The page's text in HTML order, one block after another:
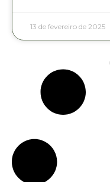
13 de fevereiro de 2025